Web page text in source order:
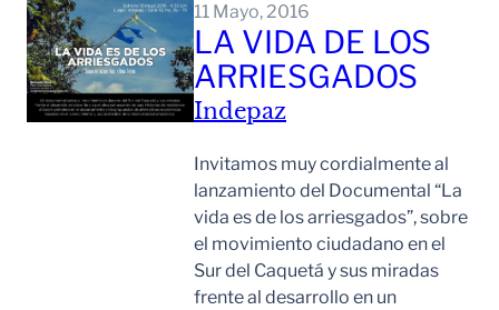
11 Mayo, 2016
LA VIDA DE LOS
ARRIESGADOS
Indepaz
Invitamos muy cordialmente al
lanzamiento del Documental “La
vida es de los arriesgados”, sobre
el movimiento ciudadano en el
Sur del Caquetá y sus miradas
frente al desarrollo en un